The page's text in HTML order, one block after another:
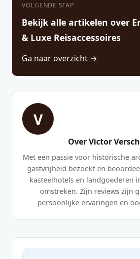
VOLGENDE STAP
Bekijk alle artikelen over
& Luxe Reisaccessoires
Ga naar overzicht →
V
Over Victor
Met een passie voor historische
gastvrijheid bezoekt en
kasteelhotels en landgoederen
omstreken. Zijn reviews zijn
persoonlijke ervaringen en